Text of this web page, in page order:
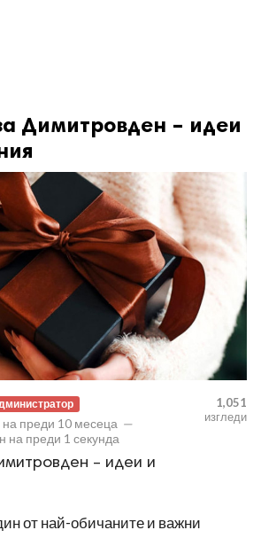
Димитровден – идеи
на преди 10 месеца —
на преди 1 секунда
1,051
изгледи
– идеи и
от най-обичаните и важни